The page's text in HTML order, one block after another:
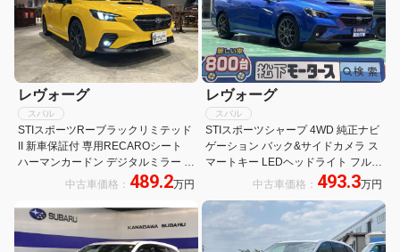
レヴォーグ
スバル
STIスポーツRーブラックリミテッド
II 新車保証付 専用RECAROシート
ハーマンカードン デジタルミラー 全
方位モニター 18インチマットブラッ
クAW ブラックオーナメント ウルト
ラスエードシート アイサイトX 限定
中古車価格： 489.2万円
レヴォーグ
スバル
STIスポーツシャープ 4WD 純正ナビ
ゲーション バック&サイドカメラ ス
マートキー LEDヘッドライト フルオ
ートエアコン シートヒーター パワー
シート パワーバックドア デジタルイ
ンナーミラー RECAROシート
中古車価格： 493.3万円